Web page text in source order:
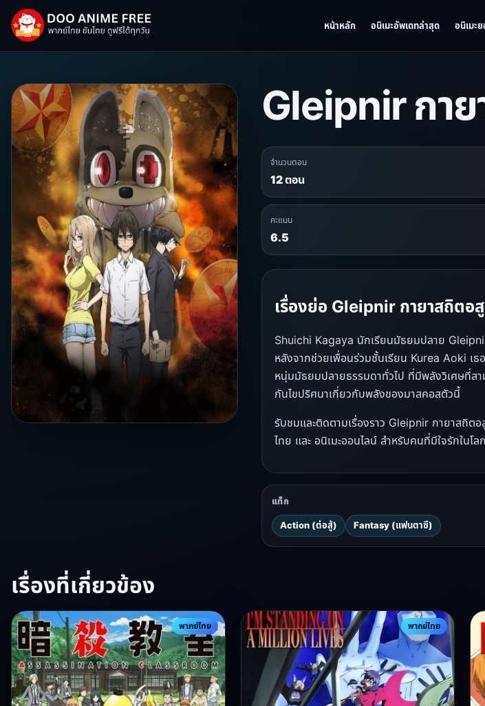
หน้าหลัก อนิเมะอัพเดทล่าสุด อนิเมะ
Gleipnir กา
จำนวนตอน
12 ตอน
คะแนน
6.5
เรื่องย่อ Gleipnir กายาสถิตอ
Shuichi Kagaya นักเรียนมัธยมปลาย
หลังจากช่วยเพื่อนร่วมชั้นเรียน Kurea Aoki เธ
หนุ่มมัธยมปลาย​ธรรมดาทั่วไป ที่มีพลังวิเศษที่ส
กันไขปริศนา​เกี่ยวกับพลังของมาสคอสตัวนี้
รับชมและติดตามเรื่องราว Gleipnir กายาสถิต
ไทย และ อนิเมะออนไลน์ สำหรับคนที่มีใจรักในโ
แท็ก
Action (ต่อสู้) Fantasy (แฟนตาซี)
เรื่องที่เกี่ยวข้อง
พากย์ไทย พากย์ไทย